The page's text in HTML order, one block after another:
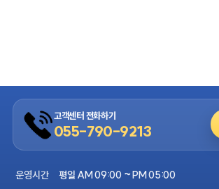
고객센터 전화하기
055-790-9213
운영시간
평일 AM 09:00 ~ PM 05:00